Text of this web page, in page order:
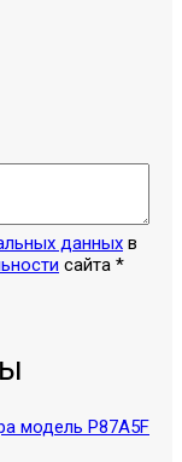
данных в
сайта *